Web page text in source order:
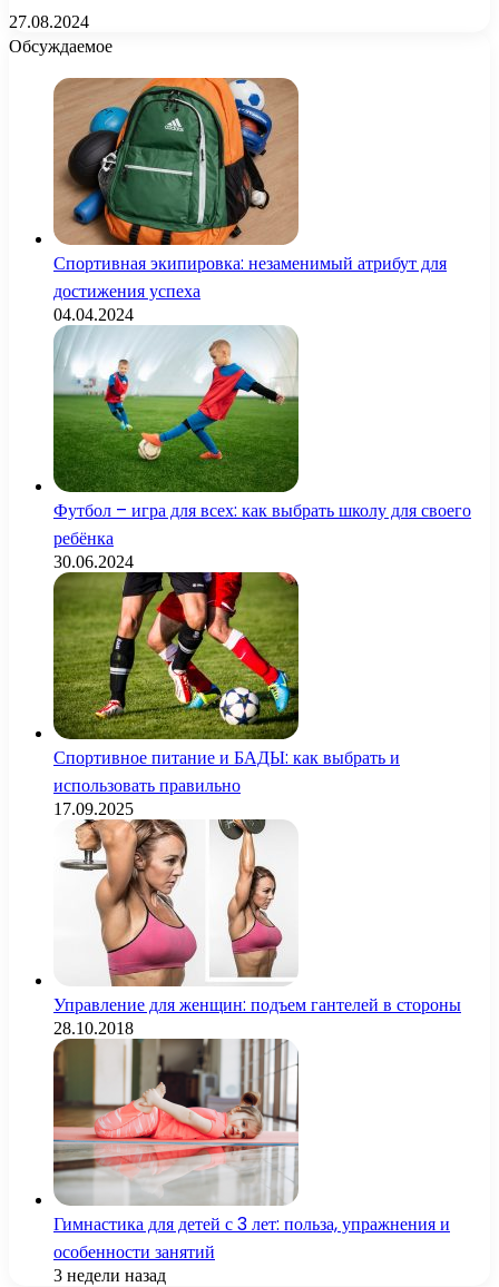
27.08.2024
Обсуждаемое
Спортивная экипировка: незаменимый атрибут для
достижения успеха
04.04.2024
Футбол – игра для всех: как выбрать школу для своего
ребёнка
30.06.2024
Спортивное питание и БАДЫ: как выбрать и
использовать правильно
17.09.2025
Управление для женщин: подъем гантелей в стороны
28.10.2018
Гимнастика для детей с 3 лет: польза, упражнения и
особенности занятий
3 недели назад